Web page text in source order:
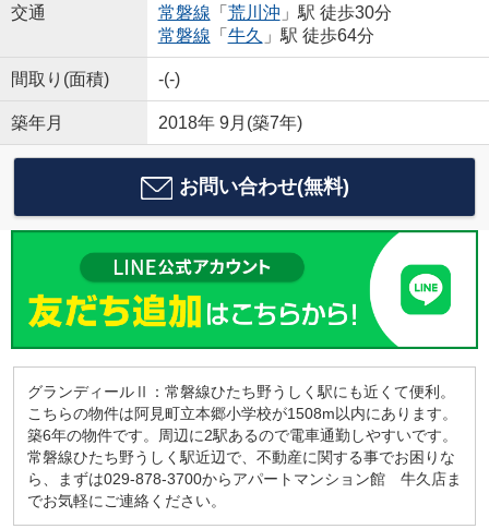
交通
常磐線 「 荒川沖 」駅 徒歩30分
常磐線 「 牛久 」駅 徒歩64分
間取り(面積) -(-)
築年月 2018年 9月(築7年)
お問い合わせ(無料)
グランディールⅡ：常磐線ひたち野うしく駅にも近くて便利。
こちらの物件は阿見町立本郷小学校が1508m以内にあります。
築6年の物件です。周辺に2駅あるので電車通勤しやすいです。
常磐線ひたち野うしく駅近辺で、不動産に関する事でお困りな
ら、まずは029-878-3700からアパートマンション館 牛久店ま
でお気軽にご連絡ください。